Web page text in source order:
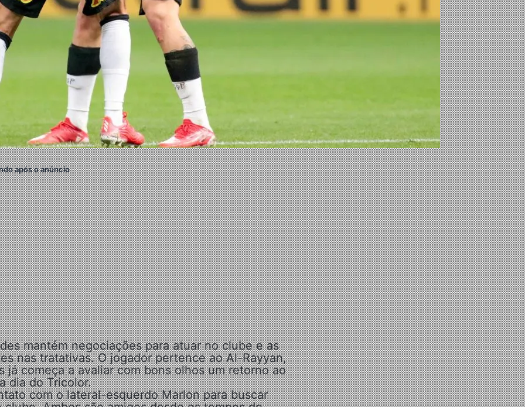
após o anúncio
mantém negociações para atuar no clube e as
nas tratativas. O jogador pertence ao Al-Rayyan,
começa a avaliar com bons olhos um retorno ao
dia do Tricolor.
com o lateral-esquerdo Marlon para buscar